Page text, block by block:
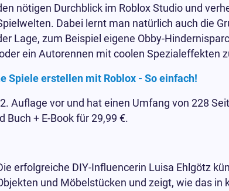
nötigen Durchblick im Roblox Studio und
Dabei lernt man natürlich auch die
Lage, zum Beispiel eigene Obby-
ein Autorennen mit coolen Spezialeffekten
Spiele erstellen mit Roblox - So einfach!
Auflage vor und hat einen Umfang von 228
Buch + E-Book für 29,99 €.
erfolgreiche DIY-Influencerin Luisa Ehlgötz
und Möbelstücken und zeigt, wie das